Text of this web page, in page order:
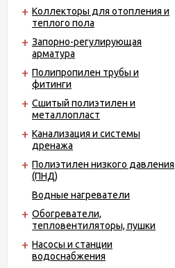
Коллекторы для отопления и
теплого пола
Запорно-регулирующая
арматура
Полипропилен трубы и
фитинги
Сшитый полиэтилен и
металлопласт
Канализация и системы
дренажа
Полиэтилен низкого давления
(ПНД)
Водные нагреватели
Обогреватели,
тепловентиляторы, пушки
Насосы и станции
водоснабжения